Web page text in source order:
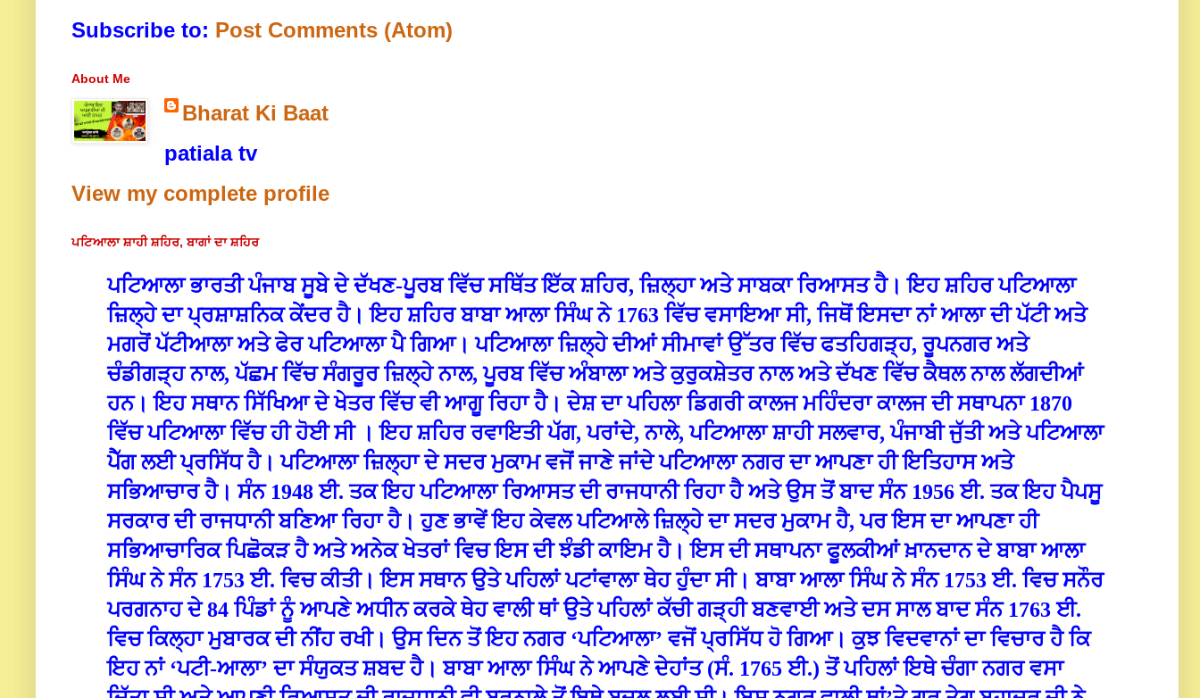
Subscribe to: Post Comments (Atom)
About Me
Bharat Ki Baat
patiala tv
View my complete profile
ਪਟਿਆਲਾ ਸ਼ਾਹੀ ਸ਼ਹਿਰ, ਬਾਗਾਂ ਦਾ ਸ਼ਹਿਰ
ਪਟਿਆਲਾ ਭਾਰਤੀ ਪੰਜਾਬ ਸੂਬੇ ਦੇ ਦੱਖਣ-ਪੂਰਬ ਵਿੱਚ ਸਥਿੱਤ ਇੱਕ ਸ਼ਹਿਰ, ਜ਼ਿਲ੍ਹਾ ਅਤੇ ਸਾਬਕਾ ਰਿਆਸਤ ਹੈ। ਇਹ ਸ਼ਹਿਰ ਪਟਿਆਲਾ
ਜ਼ਿਲ੍ਹੇ ਦਾ ਪ੍ਰਸ਼ਾਸ਼ਨਿਕ ਕੇਂਦਰ ਹੈ। ਇਹ ਸ਼ਹਿਰ ਬਾਬਾ ਆਲਾ ਸਿੰਘ ਨੇ 1763 ਵਿੱਚ ਵਸਾਇਆ ਸੀ, ਜਿਥੋਂ ਇਸਦਾ ਨਾਂ ਆਲਾ ਦੀ ਪੱਟੀ ਅਤੇ
ਮਗਰੋਂ ਪੱਟੀਆਲਾ ਅਤੇ ਫੇਰ ਪਟਿਆਲਾ ਪੈ ਗਿਆ। ਪਟਿਆਲਾ ਜ਼ਿਲ੍ਹੇ ਦੀਆਂ ਸੀਮਾਵਾਂ ਉੱਤਰ ਵਿੱਚ ਫਤਹਿਗੜ੍ਹ, ਰੂਪਨਗਰ ਅਤੇ
ਚੰਡੀਗੜ੍ਹ ਨਾਲ, ਪੱਛਮ ਵਿੱਚ ਸੰਗਰੂਰ ਜ਼ਿਲ੍ਹੇ ਨਾਲ, ਪੂਰਬ ਵਿੱਚ ਅੰਬਾਲਾ ਅਤੇ ਕੁਰੁਕਸ਼ੇਤਰ ਨਾਲ ਅਤੇ ਦੱਖਣ ਵਿੱਚ ਕੈਥਲ ਨਾਲ ਲੱਗਦੀਆਂ
ਹਨ। ਇਹ ਸ‍ਥਾਨ ਸਿੱਖਿਆ ਦੇ ਖੇਤਰ ਵਿੱਚ ਵੀ ਆਗੂ ਰਿਹਾ ਹੈ। ਦੇਸ਼ ਦਾ ਪਹਿਲਾ ਡਿਗਰੀ ਕਾਲਜ ਮਹਿੰਦਰਾ ਕਾਲਜ ਦੀ ਸ‍ਥਾਪਨਾ 1870
ਵਿੱਚ ਪਟਿਆਲਾ ਵਿੱਚ ਹੀ ਹੋਈ ਸੀ । ਇਹ ਸ਼ਹਿਰ ਰਵਾਇਤੀ ਪੱਗ, ਪਰਾਂਦੇ, ਨਾਲੇ, ਪਟਿਆਲਾ ਸ਼ਾਹੀ ਸਲਵਾਰ, ਪੰਜਾਬੀ ਜੁੱਤੀ ਅਤੇ ਪਟਿਆਲਾ
ਪੈੱਗ ਲਈ ਪ੍ਰਸਿੱਧ ਹੈ। ਪਟਿਆਲਾ ਜ਼ਿਲ੍ਹਾ ਦੇ ਸਦਰ ਮੁਕਾਮ ਵਜੋਂ ਜਾਣੇ ਜਾਂਦੇ ਪਟਿਆਲਾ ਨਗਰ ਦਾ ਆਪਣਾ ਹੀ ਇਤਿਹਾਸ ਅਤੇ
ਸਭਿਆਚਾਰ ਹੈ। ਸੰਨ 1948 ਈ. ਤਕ ਇਹ ਪਟਿਆਲਾ ਰਿਆਸਤ ਦੀ ਰਾਜਧਾਨੀ ਰਿਹਾ ਹੈ ਅਤੇ ਉਸ ਤੋਂ ਬਾਦ ਸੰਨ 1956 ਈ. ਤਕ ਇਹ ਪੈਪਸੂ
ਸਰਕਾਰ ਦੀ ਰਾਜਧਾਨੀ ਬਣਿਆ ਰਿਹਾ ਹੈ। ਹੁਣ ਭਾਵੇਂ ਇਹ ਕੇਵਲ ਪਟਿਆਲੇ ਜ਼ਿਲ੍ਹੇ ਦਾ ਸਦਰ ਮੁਕਾਮ ਹੈ, ਪਰ ਇਸ ਦਾ ਆਪਣਾ ਹੀ
ਸਭਿਆਚਾਰਿਕ ਪਿਛੋਕੜ ਹੈ ਅਤੇ ਅਨੇਕ ਖੇਤਰਾਂ ਵਿਚ ਇਸ ਦੀ ਝੰਡੀ ਕਾਇਮ ਹੈ। ਇਸ ਦੀ ਸਥਾਪਨਾ ਫੂਲਕੀਆਂ ਖ਼ਾਨਦਾਨ ਦੇ ਬਾਬਾ ਆਲਾ
ਸਿੰਘ ਨੇ ਸੰਨ 1753 ਈ. ਵਿਚ ਕੀਤੀ। ਇਸ ਸਥਾਨ ਉਤੇ ਪਹਿਲਾਂ ਪਟਾਂਵਾਲਾ ਥੇਹ ਹੁੰਦਾ ਸੀ। ਬਾਬਾ ਆਲਾ ਸਿੰਘ ਨੇ ਸੰਨ 1753 ਈ. ਵਿਚ ਸਨੌਰ
ਪਰਗਨਾਹ ਦੇ 84 ਪਿੰਡਾਂ ਨੂੰ ਆਪਣੇ ਅਧੀਨ ਕਰਕੇ ਥੇਹ ਵਾਲੀ ਥਾਂ ਉਤੇ ਪਹਿਲਾਂ ਕੱਚੀ ਗੜ੍ਹੀ ਬਣਵਾਈ ਅਤੇ ਦਸ ਸਾਲ ਬਾਦ ਸੰਨ 1763 ਈ.
ਵਿਚ ਕਿਲ੍ਹਾ ਮੁਬਾਰਕ ਦੀ ਨੀਂਹ ਰਖੀ। ਉਸ ਦਿਨ ਤੋਂ ਇਹ ਨਗਰ ‘ਪਟਿਆਲਾ’ ਵਜੋਂ ਪ੍ਰਸਿੱਧ ਹੋ ਗਿਆ। ਕੁਝ ਵਿਦਵਾਨਾਂ ਦਾ ਵਿਚਾਰ ਹੈ ਕਿ
ਇਹ ਨਾਂ ‘ਪਟੀ-ਆਲਾ’ ਦਾ ਸੰਯੁਕਤ ਸ਼ਬਦ ਹੈ। ਬਾਬਾ ਆਲਾ ਸਿੰਘ ਨੇ ਆਪਣੇ ਦੇਹਾਂਤ (ਸੰ. 1765 ਈ.) ਤੋਂ ਪਹਿਲਾਂ ਇਥੇ ਚੰਗਾ ਨਗਰ ਵਸਾ